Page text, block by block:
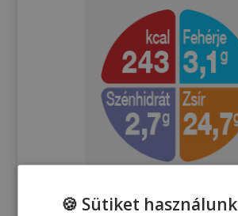
🍪 Sütiket használunk